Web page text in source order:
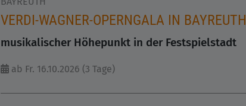
VERDI-WAGNER-OPERNGALA IN BAYREUTH
musikalischer Höhepunkt in der Festspielstadt
ab Fr. 16.10.2026 (3 Tage)